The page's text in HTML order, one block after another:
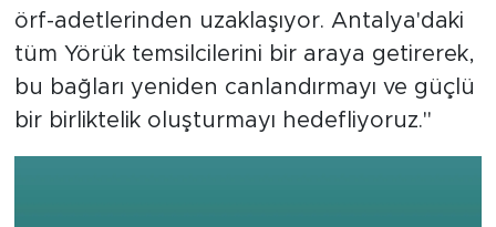
örf-adetlerinden uzaklaşıyor. Antalya'daki
tüm Yörük temsilcilerini bir araya getirerek,
bu bağları yeniden canlandırmayı ve güçlü
bir birliktelik oluşturmayı hedefliyoruz."